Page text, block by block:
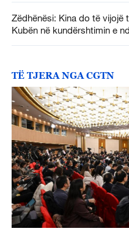
Zëdhënësi: Kina do të
Kubën në kundërshtimin e
TË TJERA NGA CGTN